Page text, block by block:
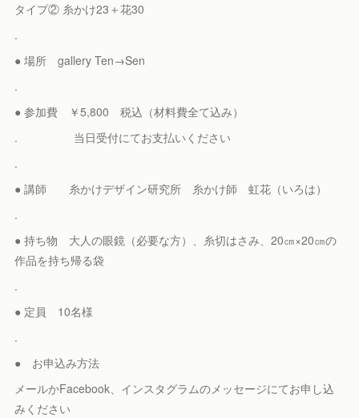
タイプ② 糸かけ23＋花30
.
● 場所 gallery Ten→Sen
.
● 参加費 ￥5,800 税込（材料費全て込み）
. 当日受付にてお支払いください
.
● 講師 糸かけデザイン研究所 糸かけ師 虹花（いろは）
.
● 持ち物 大人の眼鏡（必要な方）、糸切はさみ、20㎝×20㎝の
作品を持ち帰る袋
.
● 定員 10名様
.
● お申込み方法
メールかFacebook、インスタグラムのメッセージにてお申し込
みください